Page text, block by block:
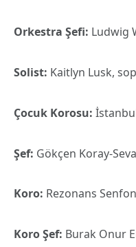
Orkestra Şefi: Ludwig
Solist: Kaitlyn Lusk,
Çocuk Korosu:
Şef: Gökçen Koray-
Koro: Rezonans
Koro Şef: Burak Onur